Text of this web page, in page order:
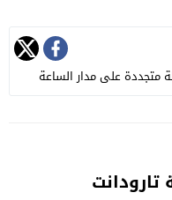
متجددة على مدار الساعة